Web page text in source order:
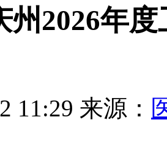
州2026年
11:29 来源：